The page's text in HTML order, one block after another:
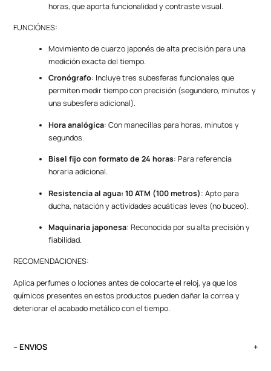
horas, que aporta funcionalidad y contraste visual.
FUNCIÓNES:
Movimiento de cuarzo japonés de alta precisión para una
medición exacta del tiempo.
Cronógrafo: Incluye tres subesferas funcionales que
permiten medir tiempo con precisión (segundero, minutos y
una subesfera adicional).
Hora analógica: Con manecillas para horas, minutos y
segundos.
Bisel fijo con formato de 24 horas: Para referencia
horaria adicional.
Resistencia al agua: 10 ATM (100 metros): Apto para
ducha, natación y actividades acuáticas leves (no buceo).
Maquinaria japonesa: Reconocida por su alta precisión y
fiabilidad.
RECOMENDACIONES:
Aplica perfumes o lociones antes de colocarte el reloj, ya que los
químicos presentes en estos productos pueden dañar la correa y
deteriorar el acabado metálico con el tiempo.
– ENVIOS